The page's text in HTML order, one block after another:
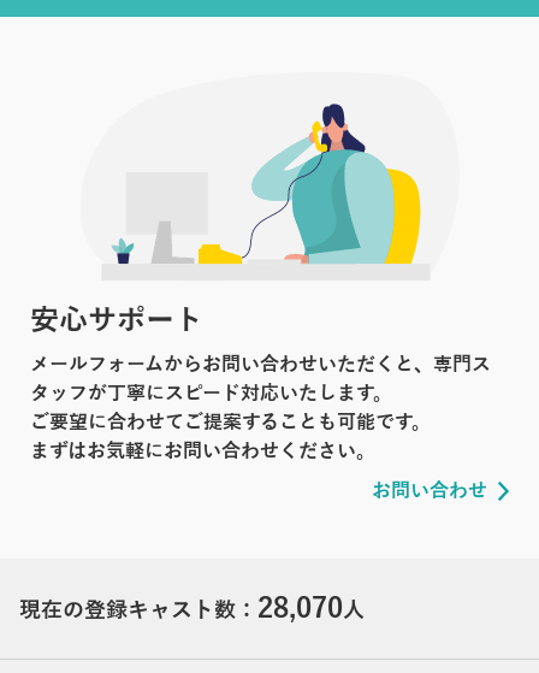
安心サポート
メールフォームからお問い合わせいただくと、専門ス
タッフが丁寧にスピード対応いたします。
ご要望に合わせてご提案することも可能です。
まずはお気軽にお問い合わせください。
お問い合わせ
現在の登録キャスト数： 28,070人